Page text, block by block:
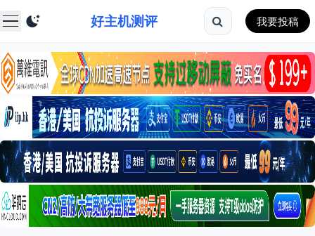
好主机测评 我要投稿